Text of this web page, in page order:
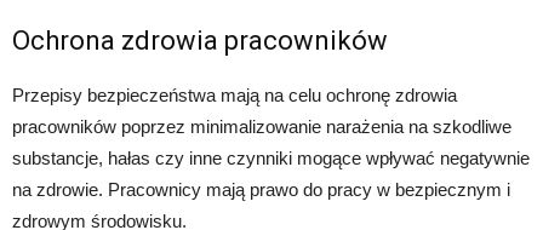
Ochrona zdrowia pracowników
Przepisy bezpieczeństwa mają na celu ochronę zdrowia
pracowników poprzez minimalizowanie narażenia na szkodliwe
substancje, hałas czy inne czynniki mogące wpływać negatywnie
na zdrowie. Pracownicy mają prawo do pracy w bezpiecznym i
zdrowym środowisku.